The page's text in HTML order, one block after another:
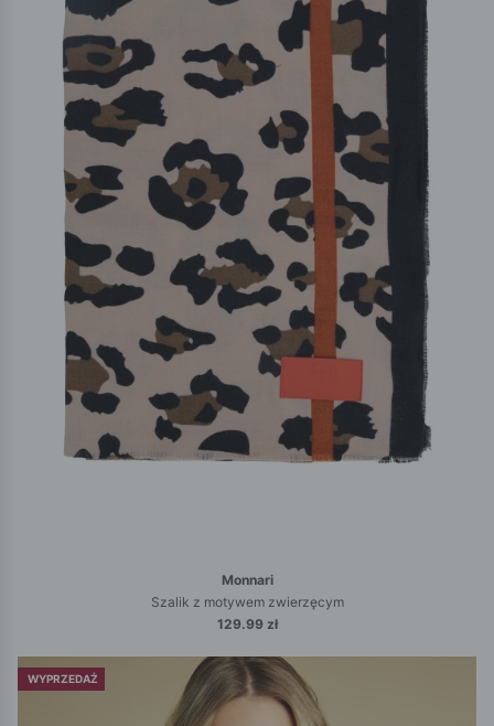
Monnari
Szalik z motywem zwierzęcym
129.99 zł
WYPRZEDAŻ